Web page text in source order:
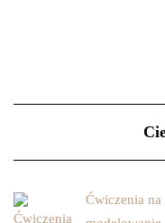
Ćwiczenia